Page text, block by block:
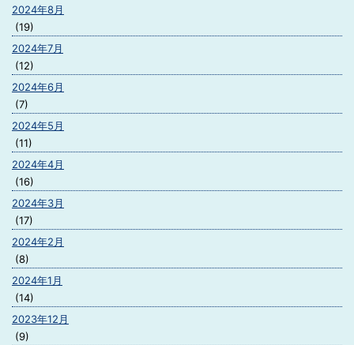
2024年8月
(19)
2024年7月
(12)
2024年6月
(7)
2024年5月
(11)
2024年4月
(16)
2024年3月
(17)
2024年2月
(8)
2024年1月
(14)
2023年12月
(9)